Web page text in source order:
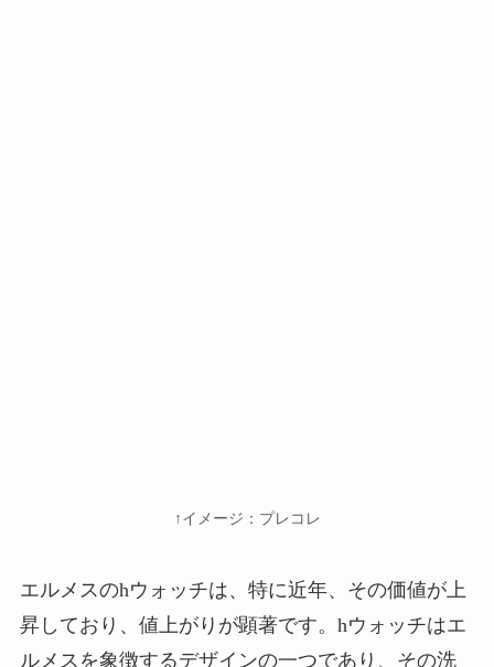
↑イメージ：プレコレ
エルメスのhウォッチは、特に近年、その価値が上
昇しており、値上がりが顕著です。hウォッチはエ
ルメスを象徴するデザインの一つであり、その洗